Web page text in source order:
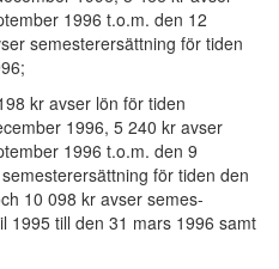
1996 t.o.m. den 12
semesterersättning för tiden
kr avser lön för tiden
1996, 5 240 kr avser
1996 t.o.m. den 9
för tiden den
10 098 kr avser semes-
1995 till den 31 mars 1996 samt